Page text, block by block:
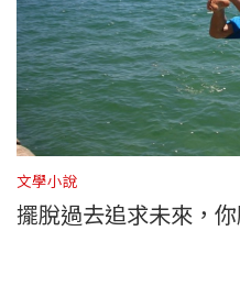
文學小說
擺脫過去追求未來，